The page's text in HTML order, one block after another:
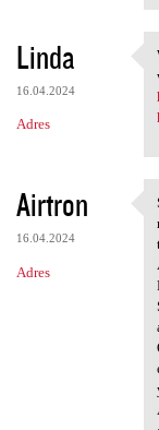
Linda
16.04.2024
Adres
Airtron
16.04.2024
Adres